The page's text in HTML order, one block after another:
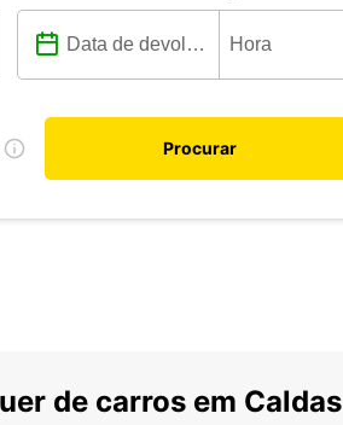
Procurar
de carros em Caldas